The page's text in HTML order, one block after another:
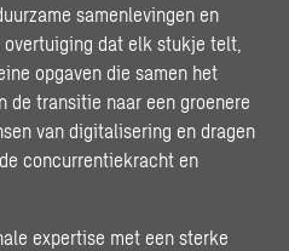
samenlevingen en
dat elk stukje telt,
opgaven die samen het
transitie naar een groenere
van digitalisering en dragen
concurrentiekracht en
expertise met een sterke